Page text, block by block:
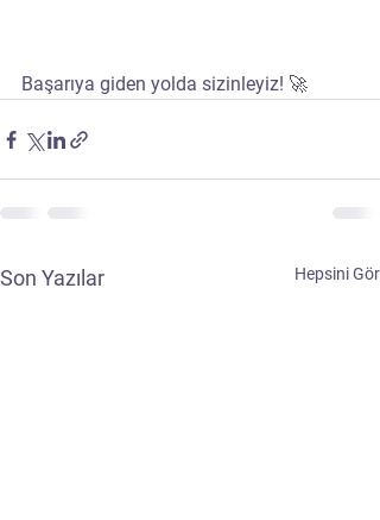
Başarıya giden yolda sizinleyiz! 🚀
Son Yazılar Hepsini Gör